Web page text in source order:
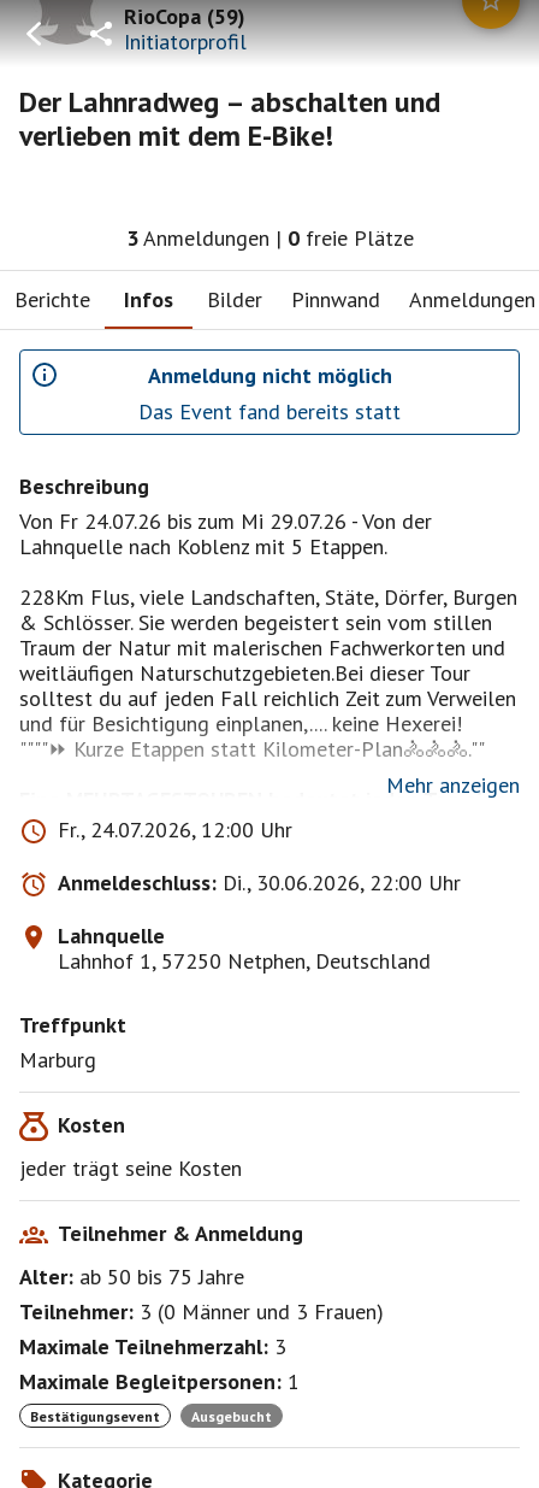
RioCopa(59)
Initiatorprofil
Der Lahnradweg – abschalten und
verlieben mit dem E-Bike!
3Anmeldungen | 0 freie Plätze
Berichte Infos Bilder Pinnwand Anmeldungen
Anmeldung nicht möglich
Das Event fand bereits statt
Beschreibung
Von Fr 24.07.26 bis zum Mi 29.07.26 - Von der
Lahnquelle nach Koblenz mit 5 Etappen.
228Km Flus, viele Landschaften, Stäte, Dörfer, Burgen
& Schlösser. Sie werden begeistert sein vom stillen
Traum der Natur mit malerischen Fachwerkorten und
weitläufigen Naturschutzgebieten.Bei dieser Tour
solltest du auf jeden Fall reichlich Zeit zum Verweilen
und für Besichtigung einplanen,.... keine Hexerei!
""""⏩ Kurze Etappen statt Kilometer-Plan🚴🚴🚴.""
Eine MEHRTAGESTOUREN bedeutet jeden Tag eine
lange Strecke zu fahren mit dem Rad im Quartier
zum Quartier. Ohne Gepäcktransport!
Die Anreise ist per Bahn möglich, falls Autos
vorhanden, auch das.
"Jeder Teilnehmer fährt auf eigene Gefahr. Eine
Mehr anzeigen
Fr., 24.07.2026, 12:00 Uhr
Anmeldeschluss: Di., 30.06.2026, 22:00 Uhr
Lahnquelle
Lahnhof 1, 57250 Netphen, Deutschland
Treffpunkt
Marburg
Kosten
jeder trägt seine Kosten
Teilnehmer & Anmeldung
Alter: ab 50 bis 75Jahre
Teilnehmer: 3 (0 Männer und 3 Frauen)
Maximale Teilnehmerzahl: 3
Maximale Begleitpersonen: 1
Bestätigungsevent Ausgebucht
Kategorie